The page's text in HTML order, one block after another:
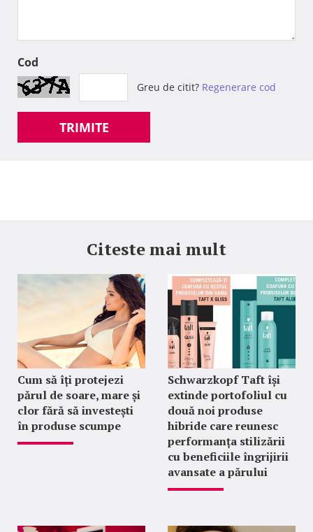
Cod
Greu de citit? Regenerare cod
TRIMITE
Citeste mai mult
Cum să îți protejezi
părul de soare, mare și
clor fără să investești
în produse scumpe
Schwarzkopf Taft își
extinde portofoliul cu
două noi produse
hibride care reunesc
performanța stilizării
cu beneficiile îngrijirii
avansate a părului